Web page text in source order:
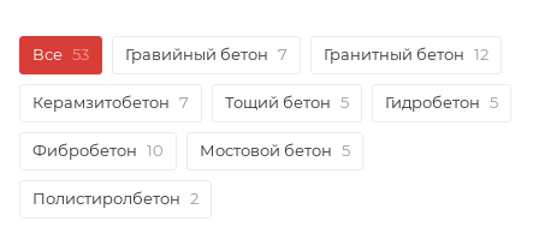
Все 53 Гравийный бетон 7 Гранитный бетон 12
Керамзитобетон 7 Тощий бетон 5 Гидробетон 5
Фибробетон 10 Мостовой бетон 5
Полистиролбетон 2